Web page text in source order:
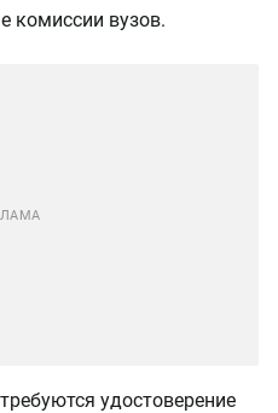
комиссии вузов.
удостоверение